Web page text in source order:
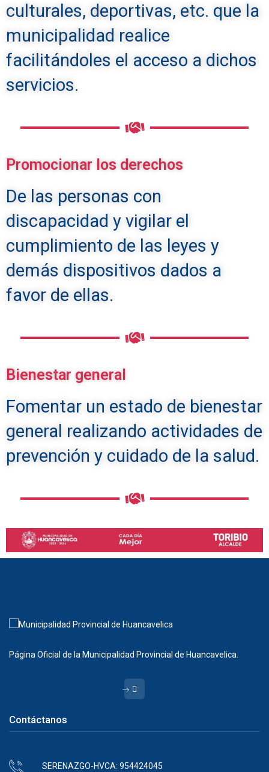
culturales, deportivas, etc. que la
municipalidad realice
facilitándoles el acceso a dichos
servicios.
Promocionar los derechos
De las personas con
discapacidad y vigilar el
cumplimiento de las leyes y
demás dispositivos dados a
favor de ellas.
Bienestar general
Fomentar un estado de bienestar
general realizando actividades de
prevención y cuidado de la salud.
Página Oficial de la Municipalidad Provincial de Huancavelica.
Contáctanos
SERENAZGO-HVCA: 954424045